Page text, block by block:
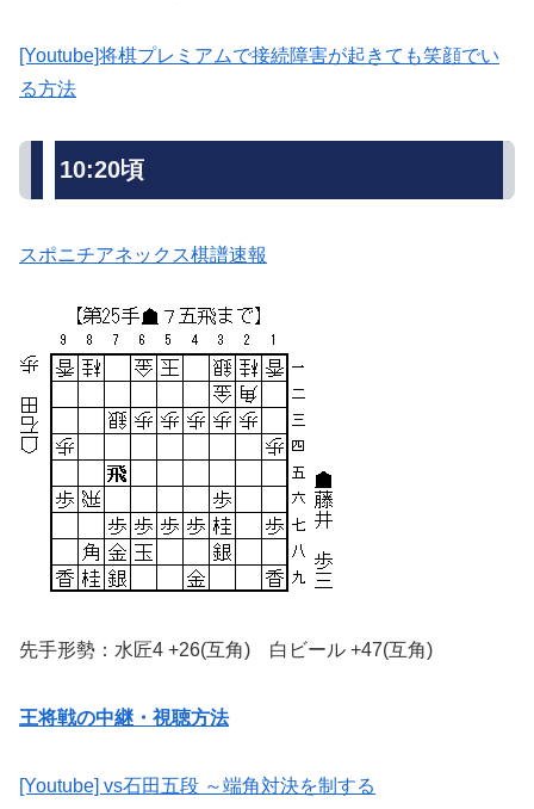
[Youtube]将棋プレミアムで接続障害が起きても笑顔でい
る方法
10:20頃
スポニチアネックス棋譜速報
先手形勢：水匠4 +26(互角) 白ビール +47(互角)
王将戦の中継・視聴方法
[Youtube] vs石田五段 ～端角対決を制する